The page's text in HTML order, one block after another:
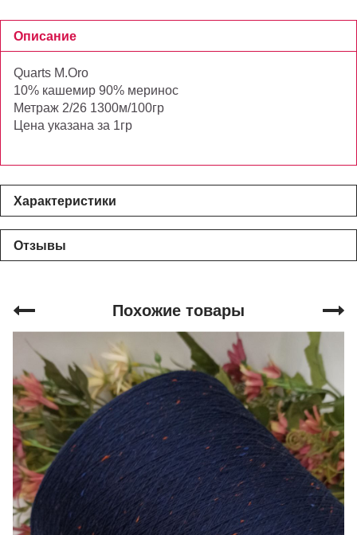
Описание
Quarts M.Oro
10% кашемир 90% меринос
Метраж 2/26 1300м/100гр
Цена указана за 1гр
Характеристики
Отзывы
Похожие товары